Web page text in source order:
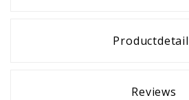
Reviews